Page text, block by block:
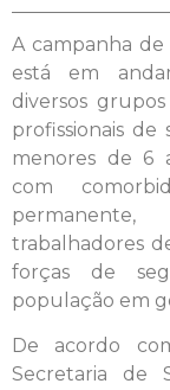
A campanha
está em
diversos
profissionais de
menores de 6
com
trabalhadores
forças de
população em
De acordo
Secretaria de